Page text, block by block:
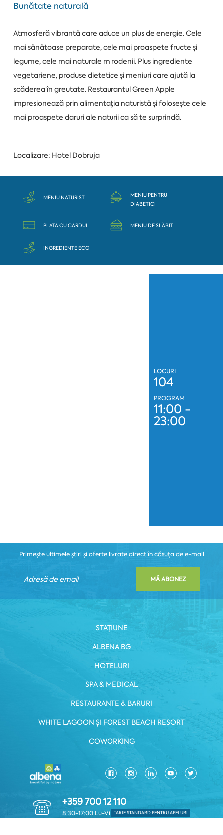
Bunătate naturală
Atmosferă vibrantă care aduce un plus de energie. Cele
mai sănătoase preparate, cele mai proaspete fructe și
legume, cele mai naturale mirodenii. Plus ingrediente
vegetariene, produse dietetice și meniuri care ajută la
scăderea în greutate. Restaurantul Green Apple
impresionează prin alimentația naturistă și folosește cele
mai proaspete daruri ale naturii ca să te surprindă.
Localizare: Hotel Dobruja
MENIU NATURIST
MENIU PENTRU
DIABETICI
PLATA CU CARDUL MENIU DE SLĂBIT
INGREDIENTE ECO
LOCURI
104
PROGRAM
11:00 -
23:00
Primește ultimele știri și oferte livrate direct în căsuța de e-mail
MĂ ABONEZ
STAȚIUNE
ALBENA.BG
HOTELURI
SPA & MEDICAL
RESTAURANTE & BARURI
WHITE LAGOON ȘI FOREST BEACH RESORT
COWORKING
+359 700 12 110
8:30-17:00 Lu-Vi TARIF STANDARD PENTRU APELURI